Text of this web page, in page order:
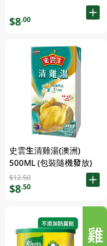
$8.00
史雲生清雞湯(澳洲)
500ML (包裝隨機發放)
$12.50
$8.50